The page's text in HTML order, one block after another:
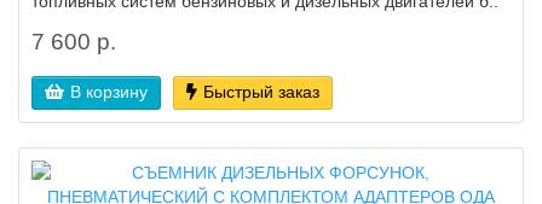
7 600 р.
В корзину Быстрый заказ